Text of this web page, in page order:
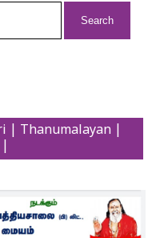
| Thanumalayan |